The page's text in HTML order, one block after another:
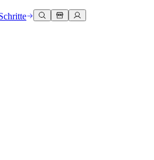
für jede Plattform
und iterieren
Projekte in Echtzeit
kostenlos
Unity-Trainern
dem Lernen
zu sein
mit Expertenunterstützung
Team